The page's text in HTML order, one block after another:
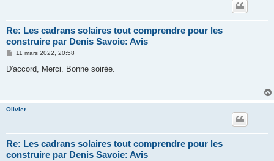
Re: Les cadrans solaires tout comprendre pour les
construire par Denis Savoie: Avis
M
s
11 mars 2022, 20:58
D'accord, Merci. Bonne soirée.
Olivier
Re: Les cadrans solaires tout comprendre pour les
construire par Denis Savoie: Avis